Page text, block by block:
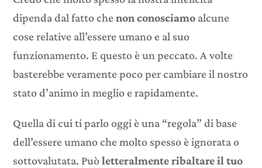
dipenda dal fatto chenon conosciamo alcune
cose relative all’essere umano e al suo
funzionamento. E questo è un peccato. A volte
basterebbe veramente poco per cambiare il nostro
stato d’animo in meglio e rapidamente.
Quella di cui ti parlo oggi è una “regola” di base
dell’essere umano che molto spesso è ignorata o
sottovalutata. Puòletteralmente ribaltare il tuo